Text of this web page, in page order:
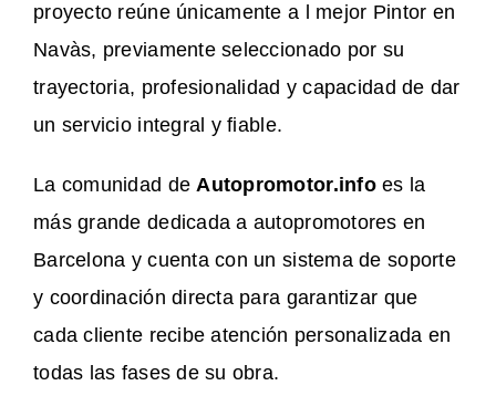
proyecto reúne únicamente a l mejor Pintor en
Navàs, previamente seleccionado por su
trayectoria, profesionalidad y capacidad de dar
un servicio integral y fiable.
La comunidad deAutopromotor.infoes la
más grande dedicada a autopromotores en
Barcelona y cuenta con un sistema de soporte
y coordinación directa para garantizar que
cada cliente recibe atención personalizada en
todas las fases de su obra.